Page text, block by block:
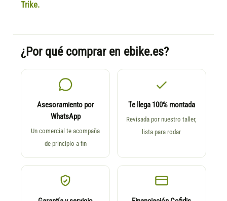
Trike.
¿Por qué comprar en ebike.es?
Asesoramiento por
WhatsApp
Un comercial te acompaña
de principio a fin
Te llega 100% montada
Revisada por nuestro taller,
lista para rodar